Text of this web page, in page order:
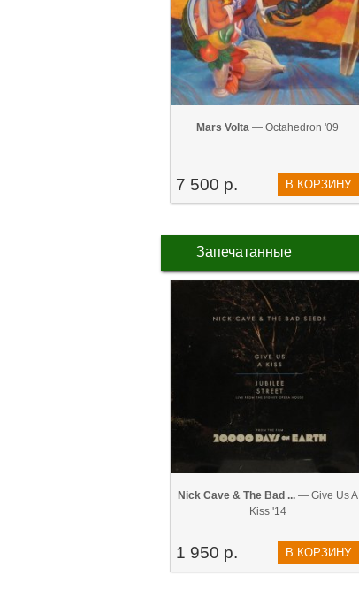
Mars Volta — Octahedron '09
7 500 р. В КОРЗИНУ
Запечатанные
Nick Cave & The Bad ...— Give Us A
Kiss '14
1 950 р. В КОРЗИНУ